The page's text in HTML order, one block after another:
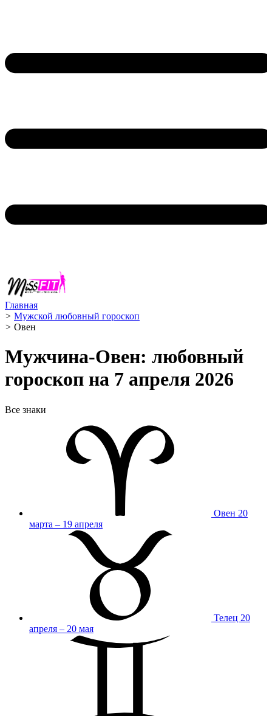
Главная
> Мужской любовный гороскоп
> Овен ️
Мужчина-Овен: любовный
гороскоп на 7 апреля 2026
Все знаки
Овен 20
марта – 19 апреля
Телец 20
апреля – 20 мая